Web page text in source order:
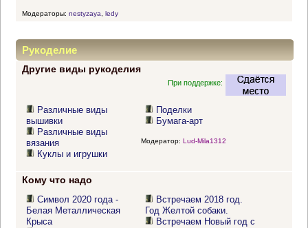
Модераторы: nestyzaya ledy
Рукоделие
Другие виды рукоделия
При поддержке:
Различные виды
вышивки
Различные виды
вязания
Куклы и игрушки
Поделки
Бумага-арт
Модератор: Lud-Mila1312
Кому что надо
Символ 2020 года -
Белая Металлическая
Крыса
Встречаем 2018 год.
Год Желтой собаки.
Встречаем Новый год с